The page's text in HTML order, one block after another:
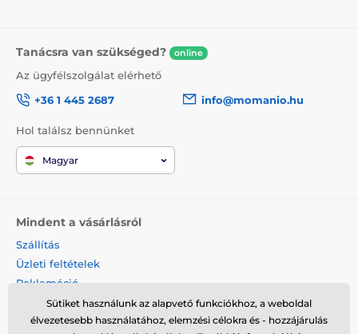
Tanácsra van szükséged? online
Az ügyfélszolgálat elérhető
+36 1 445 2687
info@momanio.hu
Hol találsz bennünket
Magyar
Mindent a vásárlásról
Szállítás
Üzleti feltételek
Reklamáció
Termék visszaküldése
Termék cseréje
Sütiket használunk az alapvető funkciókhoz, a weboldal
élvezetesebb használatához, elemzési célokra és - hozzájárulás